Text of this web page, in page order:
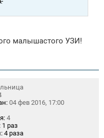
малышастого УЗИ!
04 фев 2016, 17:00
4
1 раз
4 раза